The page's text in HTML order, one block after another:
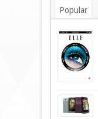
Popular